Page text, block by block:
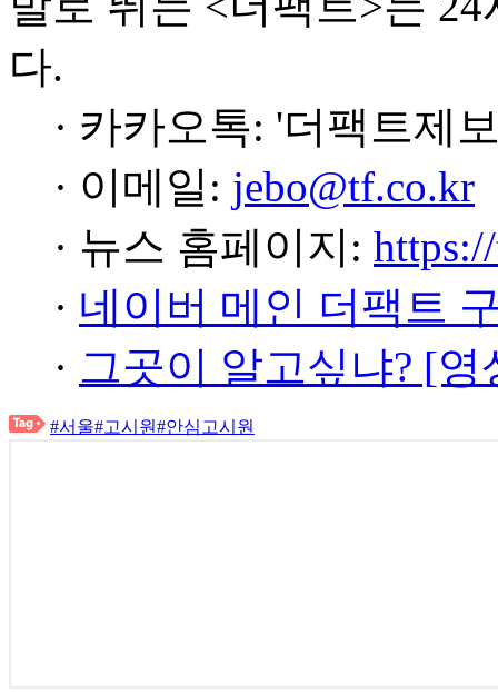
다.
· 카카오톡: '더팩트제
· 이메일: jebo@tf.co.kr
· 뉴스 홈페이지:
· 네이버 메인 더팩트
· 그곳이 알고싶냐? [
#서울#고시원#안심고시원